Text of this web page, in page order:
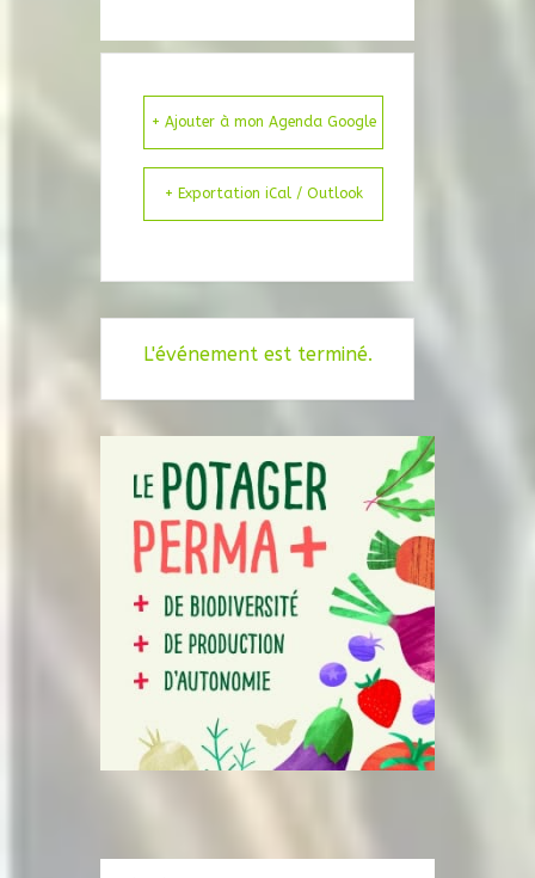
+ Ajouter à mon Agenda Google
+ Exportation iCal / Outlook
L'événement est terminé.